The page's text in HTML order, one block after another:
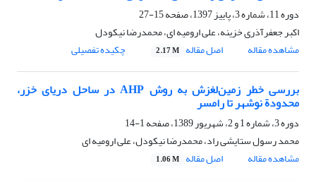
دوره 11، شماره 3، پاییز 1397، صفحه
15-27
اکبر جعفرآذری خزینه، علی ارومیه ای، محمدرضا نیکودل
مشاهده مقاله
اصل مقاله 2.17 M چکیده تفصیلی
بررسی خطر زمین‌لغزش به روش AHP در ساحل دریای خزر،
محدودة نوشهر تا رامسر
دوره 3، شماره 1 و 2، شهریور 1389، صفحه
1-14
محمد رسول ستایشی ­راد، محمدرضا نیکودل، علی ارومیه ای
مشاهده مقاله
اصل مقاله 1.06 M